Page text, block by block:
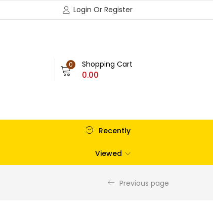
Login Or Register
0 Shopping Cart
0.00
Recently
Viewed
Previous page